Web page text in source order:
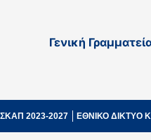
Γενική
2023-2027 ΕΘΝΙΚΟ ΔΙΚΤΥΟ